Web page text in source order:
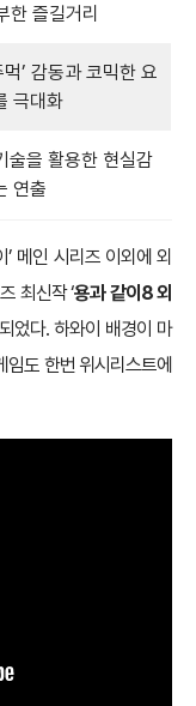
한 즐길거리
’ 감동과 코믹한 요
극대화
술을 활용한 현실감
연출
메인 시리즈 이외에 외
최신작 ‘용과 같이8 외
었다. 하와이 배경이 마
도 한번 위시리스트에